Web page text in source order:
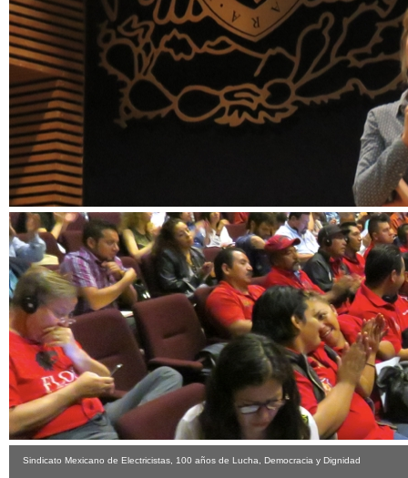
Sindicato Mexicano de Electricistas, 100 años de Lucha, Democracia y Dignidad